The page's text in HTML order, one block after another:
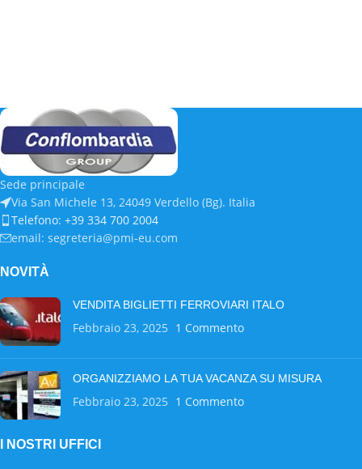
Sede principale
Via San Michele 13, 24049 Verdello (Bg). Italia
Telefono: +39 334 700 2004
email: segreteria@pmi-eu.com
NOVITÀ
VENDITA BIGLIETTI FERROVIARI ITALO
Febbraio 23, 2025 1 Commento
ORGANIZZIAMO LA TUA VACANZA SU MISURA
Febbraio 23, 2025 1 Commento
I NOSTRI UFFICI